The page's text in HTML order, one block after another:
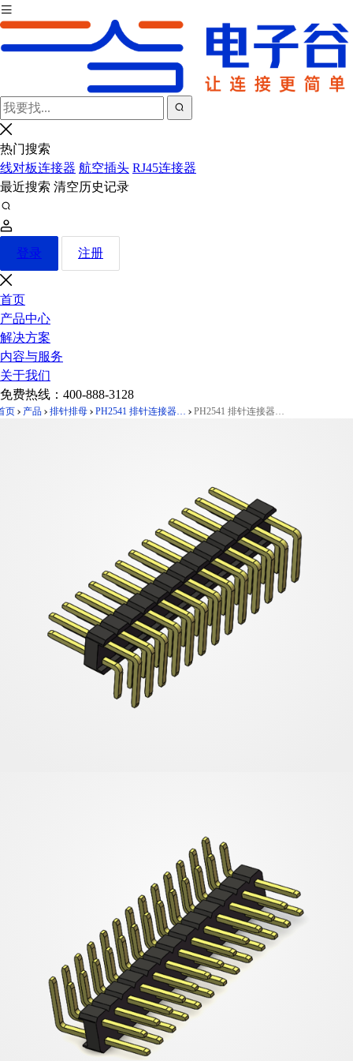
热门搜索
线对板连接器 航空插头 RJ45连接器
最近搜索 清空历史记录
登录 注册
首页
产品中心
解决方案
内容与服务
关于我们
免费热线： 400-888-3128
页 产品 排针排母 PH2541 排针连接器 Pitch 2.54mm 90°双排 DIP 单塑排针 PC:3.0 PH2541 排针连接器 Pitch 2.54mm 90°双排 DIP 单塑排针 PC:3.0 2X13Pin 黑色 镀全金G/F